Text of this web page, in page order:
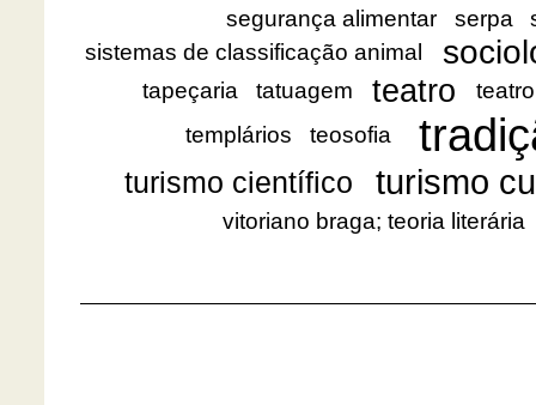
segurança alimentar serpa
sistemas de classificação animal
tapeçaria tatuagem teatro
templários
teosofia
turismo científico turismo
vitoriano braga; teoria literária